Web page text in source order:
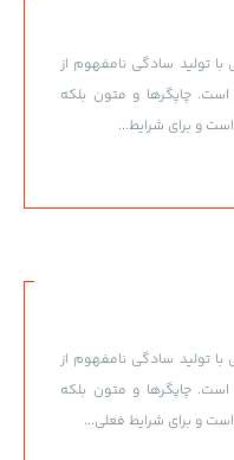
تولید سادگی نامفهوم از
چاپگرها و متون بلکه
و برای شرایط...
تولید سادگی نامفهوم از
چاپگرها و متون بلکه
و برای شرایط فعلی...